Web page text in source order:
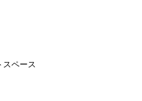
スペース